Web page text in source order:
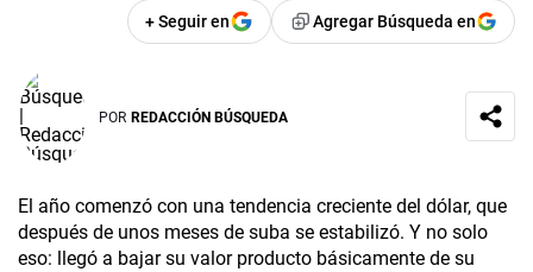
+ Seguir en Agregar Búsqueda en
POR REDACCIÓN BÚSQUEDA
El año comenzó con una tendencia creciente del dólar, que
después de unos meses de suba se estabilizó. Y no solo
eso: llegó a bajar su valor producto básicamente de su